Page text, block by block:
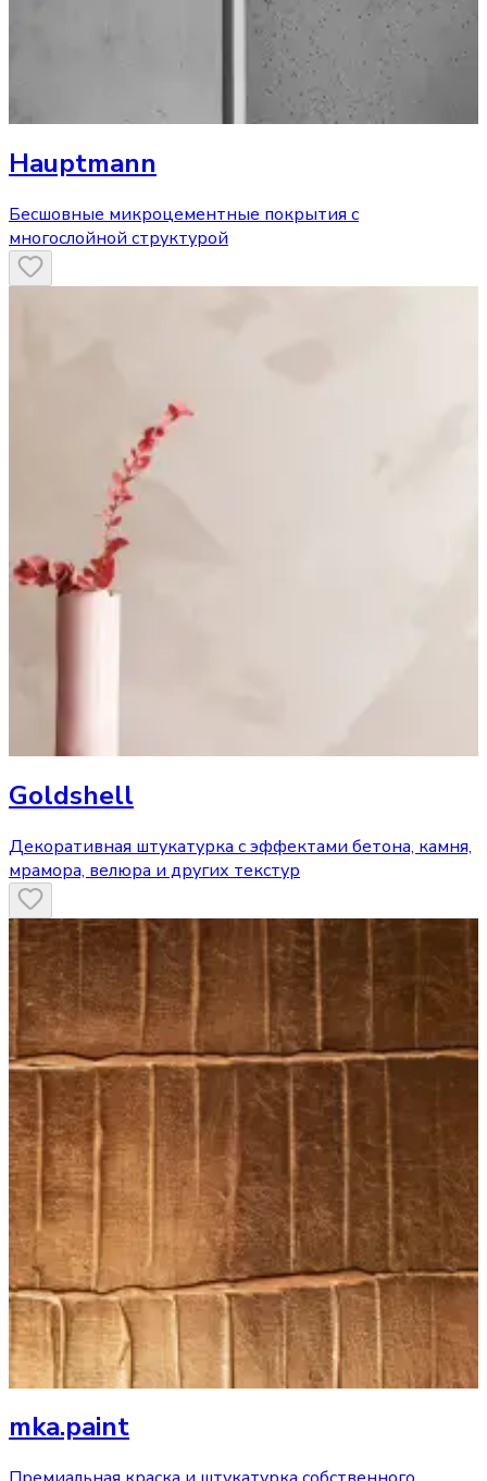
Hauptmann
Бесшовные микроцементные покрытия с
многослойной структурой
Goldshell
Декоративная штукатурка с эффектами бетона, камня,
мрамора, велюра и других текстур
mka.paint